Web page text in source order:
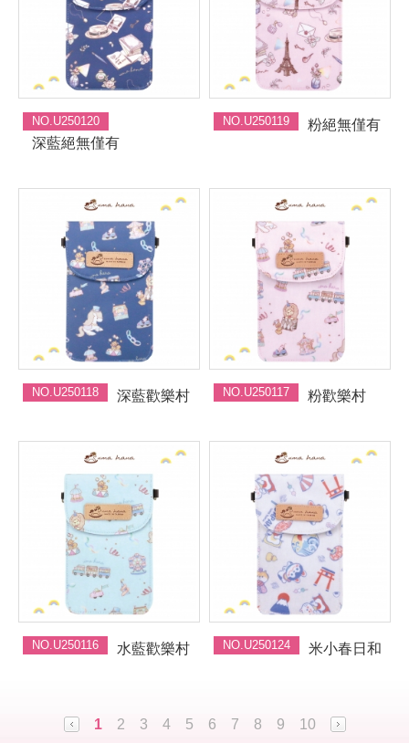
NO.U250120
深藍絕無僅有
NO.U250119 粉絕無僅有
NO.U250118 深藍歡樂村 NO.U250117 粉歡樂村
NO.U250116 水藍歡樂村 NO.U250124 米小春日和
1 2 3 4 5 6 7 8 9 10